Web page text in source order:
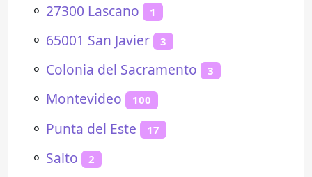
⚬ 27300 Lascano 1
⚬ 65001 San Javier 3
⚬ Colonia del Sacramento 3
⚬ Montevideo 100
⚬ Punta del Este 17
⚬ Salto 2